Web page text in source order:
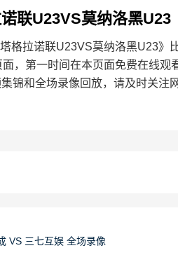
联U23VS莫纳洛黑U23
拉诺联U23VS莫纳洛黑U23》
，第一时间在本页面免费在线
锦和全场录像回放，请及时关注
VS 三七互娱 全场录像